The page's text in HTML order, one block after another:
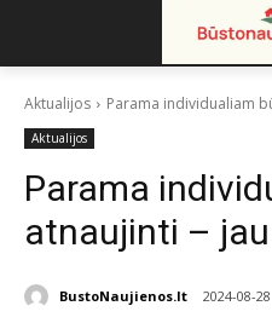
Aktualijos Parama individualiam
Aktualijos
Parama
atnaujinti –
BustoNaujienos.lt 2024-08-28